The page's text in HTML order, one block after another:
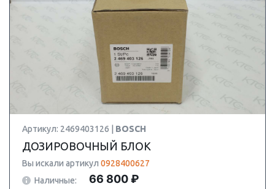
Артикул: 2469403126 | BOSCH
ДОЗИРОВОЧНЫЙ БЛОК
Вы искали артикул 0928400627
Наличные:
66 800 ₽